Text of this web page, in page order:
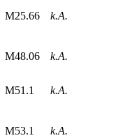
M25.66 k.A.
M48.06
k.A.
M51.1 k.A.
M53.1 k.A.